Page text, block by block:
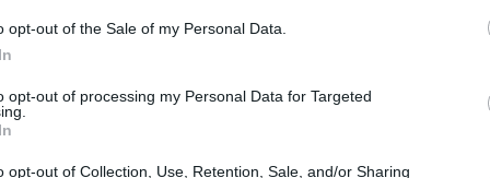
opt-out of the Sale of my Personal Data.
opt-out of processing my Personal Data for Targeted
opt-out of Collection, Use, Retention, Sale, and/or Sharing
προς τις Big Four και τις
I & II